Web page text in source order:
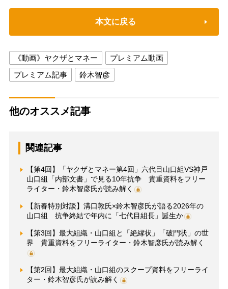
本文に戻る
《動画》ヤクザとマネー
プレミアム動画
プレミアム記事
鈴木智彦
他のオススメ記事
関連記事
【第4回】「ヤクザとマネー第4回」六代目山口組VS神戸
山口組「内部文書」で見る10年抗争 貴重資料をフリー
ライター・鈴木智彦氏が読み解く
【新春特別対談】溝口敦氏×鈴木智彦氏が語る2026年の
山口組 抗争終結で年内に「七代目組長」誕生か
【第3回】最大組織・山口組と「絶縁状」「破門状」の世
界 貴重資料をフリーライター・鈴木智彦氏が読み解く
【第2回】最大組織・山口組のスクープ資料をフリーライ
ター・鈴木智彦氏が読み解く